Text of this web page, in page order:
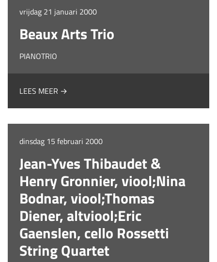
vrijdag 21 januari 2000
Beaux Arts Trio
PIANOTRIO
LEES MEER →
dinsdag 15 februari 2000
Jean-Yves Thibaudet &
Henry Gronnier, viool;Nina
Bodnar, viool;Thomas
Diener, altviool;Eric
Gaenslen, cello Rossetti
String Quartet